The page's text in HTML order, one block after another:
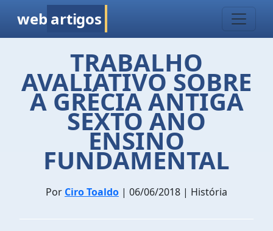
web artigos
TRABALHO
AVALIATIVO SOBRE
A GRÉCIA ANTIGA
SEXTO ANO
ENSINO
FUNDAMENTAL
Por Ciro Toaldo | 06/06/2018 | História